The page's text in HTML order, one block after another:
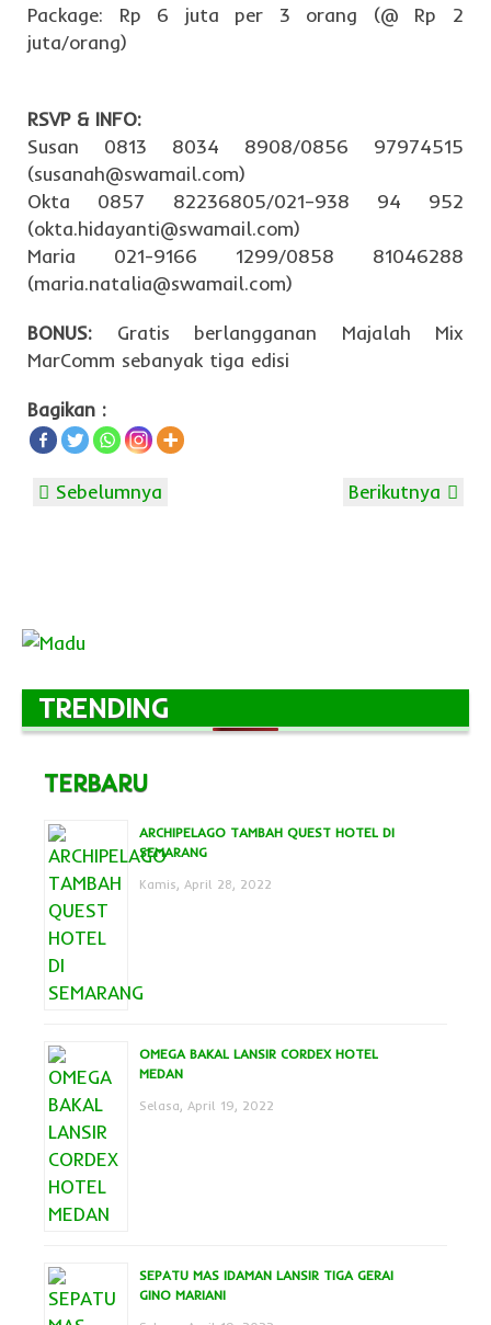
Package: Rp 6 juta per 3 orang (@ Rp 2
juta/orang)
RSVP & INFO:
Susan 0813 8034 8908/0856 97974515
(susanah@swamail.com)
Okta 0857 82236805/021–938 94 952
(okta.hidayanti@swamail.com)
Maria 021-9166 1299/0858 81046288
(maria.natalia@swamail.com)
BONUS: Gratis berlangganan Majalah Mix
MarComm sebanyak tiga edisi
Bagikan :
Berikutnya
Sebelumnya
TRENDING
TERBARU
ARCHIPELAGO TAMBAH QUEST HOTEL DI
SEMARANG
Kamis, April 28, 2022
OMEGA BAKAL LANSIR CORDEX HOTEL
MEDAN
Selasa, April 19, 2022
SEPATU MAS IDAMAN LANSIR TIGA GERAI
GINO MARIANI